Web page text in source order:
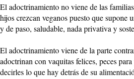
El adoctrinamiento no viene de las
hijos crezcan veganos puesto que supone
y de paso, saludable, nada privativa y
El adoctrinamiento viene de la parte
adoctrinan con vaquitas felices, peces
decirles lo que hay detrás de su